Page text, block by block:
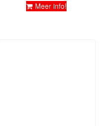
Meer info!